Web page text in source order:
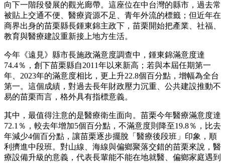
向下一階段發展的觀光廊帶。這座位在中台灣的縣市，過去常
被貼上交通不便、醫療資源不足、青年外流的標籤；但近年在
商界出身的苗栗縣長鍾東錦主政下，苗栗開始把產業、社福、
教育與醫療建設重新接上地方生活。
今年《遠見》縣市長施政滿意度調查中，鍾東錦滿意度達
74.4％，創下苗栗縣自2011年以來新高；若與本屆任期第一
年、2023年的滿意度相比，更上升22.8個百分點，增幅為全台
第一。這個成績，對過去長年財政壓力沉重、公共建設推動不
易的苗栗而言，格外具有指標意義。
其中，最值得注意的是醫療衛生面向。苗栗今年醫療滿意度達
72.1％，較去年增加5個百分點，不滿意度則降至19.8％，比去
年減少4個百分點，讓苗栗逐步擺脫「醫療後段班」印象，順
利擠進中段班。對山線、海線與偏鄉聚落交錯的苗栗來說，醫
療設備升級的意義，代表長輩能不能在地就醫、偏鄉家庭遇到